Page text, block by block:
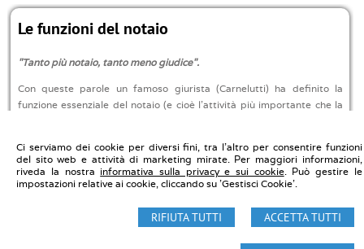
Ci serviamo dei cookie per diversi fini, tra l'altro per consentire funzioni
del sito web e attività di marketing mirate. Per maggiori informazioni,
riveda la nostra informativa sulla privacy e sui cookie. Può gestire le
impostazioni relative ai cookie, cliccando su 'Gestisci Cookie'.
ACCETTA TUTTI
RIFIUTA TUTTI
Le funzioni del notaio
"Tanto più notaio, tanto meno giudice".
Con queste parole un famoso giurista (Carnelutti) ha definito la
funzione essenziale del notaio (e cioè l’attività più importante che la
Via Washington, 88 20146 Milano - Tel. 0283623030